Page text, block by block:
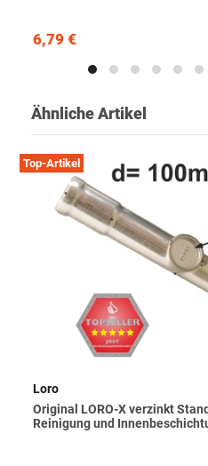
6,79 €
Ähnliche Artikel
Top-Artikel
Loro
Original LORO-X verzinkt
Reinigung und